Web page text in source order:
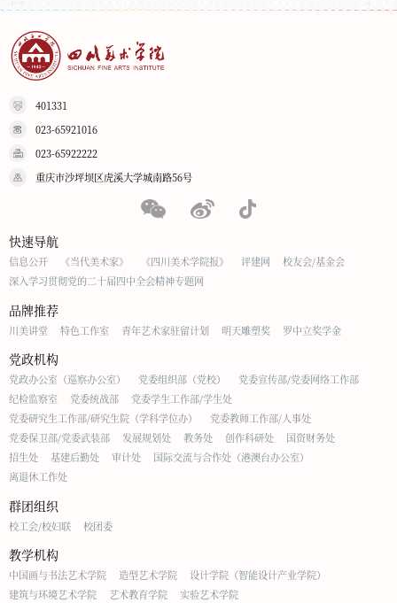
401331
023-65921016
023-65922222
重庆市沙坪坝区虎溪大学城南路56号
快速导航
信息公开 《当代美术家》 《四川美术学院报》 评建网
校友会/基金会
深入学习贯彻党的二十届四中全会精神专题网
品牌推荐
川美讲堂 特色工作室 青年艺术家驻留计划 明天雕塑奖 罗中立奖学金
党政机构
党政办公室（巡察办公室） 党委组织部（党校）
党委宣传部/党委网络工作部
纪检监察室
党委统战部
党委学生工作部/学生处
党委研究生工作部/研究生院（学科学位办）
党委教师工作部/人事处
党委保卫部/党委武装部
发展规划处 教务处 创作科研处
国资财务处
招生处
基建后勤处 审计处
国际交流与合作处（港澳台办公室）
离退休工作处
群团组织
校工会/校妇联 校团委
教学机构
中国画与书法艺术学院 造型艺术学院
设计学院（智能设计产业学院）
建筑与环境艺术学院
艺术教育学院 实验艺术学院